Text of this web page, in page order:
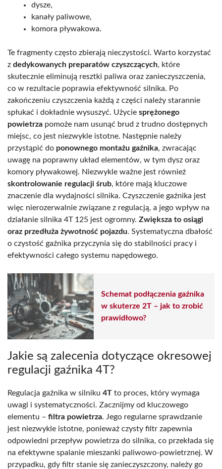
dysze,
kanały paliwowe,
komora pływakowa.
Te fragmenty często zbierają nieczystości. Warto korzystać
z dedykowanych preparatów czyszczących, które
skutecznie eliminują resztki paliwa oraz zanieczyszczenia,
co w rezultacie poprawia efektywność silnika. Po
zakończeniu czyszczenia każdą z części należy starannie
spłukać i dokładnie wysuszyć. Użycie sprężonego
powietrza pomoże nam usunąć brud z trudno dostępnych
miejsc, co jest niezwykle istotne. Następnie należy
przystąpić do ponownego montażu gaźnika, zwracając
uwagę na poprawny układ elementów, w tym dysz oraz
komory pływakowej. Niezwykle ważne jest również
skontrolowanie regulacji śrub, które mają kluczowe
znaczenie dla wydajności silnika. Czyszczenie gaźnika jest
więc nierozerwalnie związane z regulacją, a jego wpływ na
działanie silnika 4T 125 jest ogromny. Zwiększa to osiągi
oraz przedłuża żywotność pojazdu. Systematyczna dbałość
o czystość gaźnika przyczynia się do stabilności pracy i
efektywności całego systemu napędowego.
Schemat podłączenia gaźnika
w skuterze 2T – jak to zrobić
prawidłowo?
Jakie są zalecenia dotyczące okresowej
regulacji gaźnika 4T?
Regulacja gaźnika w silniku 4T to proces, który wymaga
uwagi i systematyczności. Zacznijmy od kluczowego
elementu – filtra powietrza. Jego regularne sprawdzanie
jest niezwykle istotne, ponieważ czysty filtr zapewnia
odpowiedni przepływ powietrza do silnika, co przekłada się
na efektywne spalanie mieszanki paliwowo-powietrznej. W
przypadku, gdy filtr stanie się zanieczyszczony, należy go